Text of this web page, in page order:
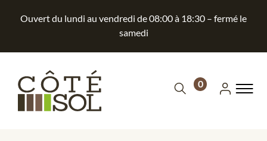
Ouvert du lundi au vendredi de 08:00 à 18:30 – fermé le
samedi
0